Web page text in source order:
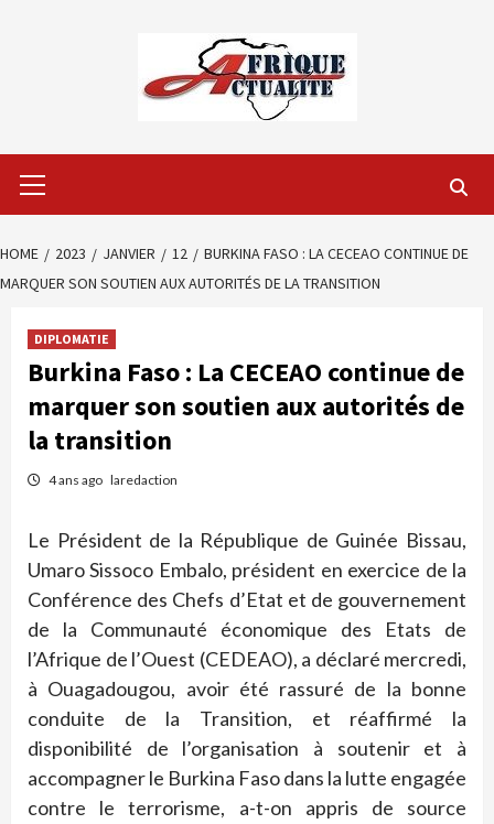
Menu
HOME 2023 JANVIER 12
BURKINA FASO : LA CECEAO CONTINUE DE
MARQUER SON SOUTIEN AUX AUTORITÉS DE LA TRANSITION
DIPLOMATIE
Burkina Faso : La CECEAO continue de
marquer son soutien aux autorités de
la transition
4 ans ago laredaction
Le Président de la République de Guinée Bissau,
Umaro Sissoco Embalo, président en exercice de la
Conférence des Chefs d’Etat et de gouvernement
de la Communauté économique des Etats de
l’Afrique de l’Ouest (CEDEAO), a déclaré mercredi,
à Ouagadougou, avoir été rassuré de la bonne
conduite de la Transition, et réaffirmé la
disponibilité de l’organisation à soutenir et à
accompagner le Burkina Faso dans la lutte engagée
contre le terrorisme, a-t-on appris de source